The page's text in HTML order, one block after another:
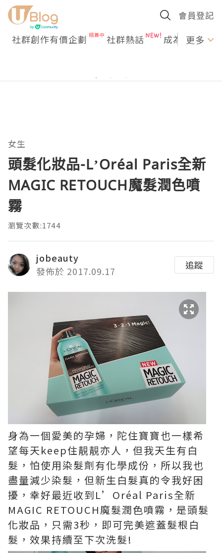
會員登記
社群創作有價企劃 社群熱話 成為U更多
女生
頭髮化妝品-L’Oréal Paris全新
MAGIC RETOUCH魔髮潤色噴
霧
瀏覽次數:1744
jobeauty
發佈於 2017.09.17
追蹤
身為一個愛美的孕婦，陀住寶寶也一樣希
望每天keep住靚靚亦人，但我天生有白
髮，怕使用染髮劑有化學成份，所以我也
盡量減少染髮，但新生白髮真的令我好困
擾，幸好最近收到L’Oréal Paris全新
MAGIC RETOUCH魔髮潤色噴霧，是頭髮
化妝品，只需3秒，即可完美遮蓋髮根白
髮，效果持續至下次洗髮!